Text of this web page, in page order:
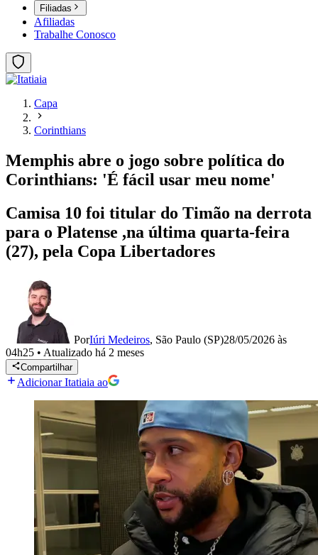
Filiadas
Afiliadas
Trabalhe Conosco
Capa
Corinthians
Memphis abre o jogo sobre política do
Corinthians: 'É fácil usar meu nome'
Camisa 10 foi titular do Timão na derrota
para o Platense ,na última quarta-feira
(27), pela Copa Libertadores
PorIúri Medeiros, São Paulo (SP)28/05/2026 às
04h25 • Atualizado há 2 meses
Compartilhar
Adicionar Itatiaia ao